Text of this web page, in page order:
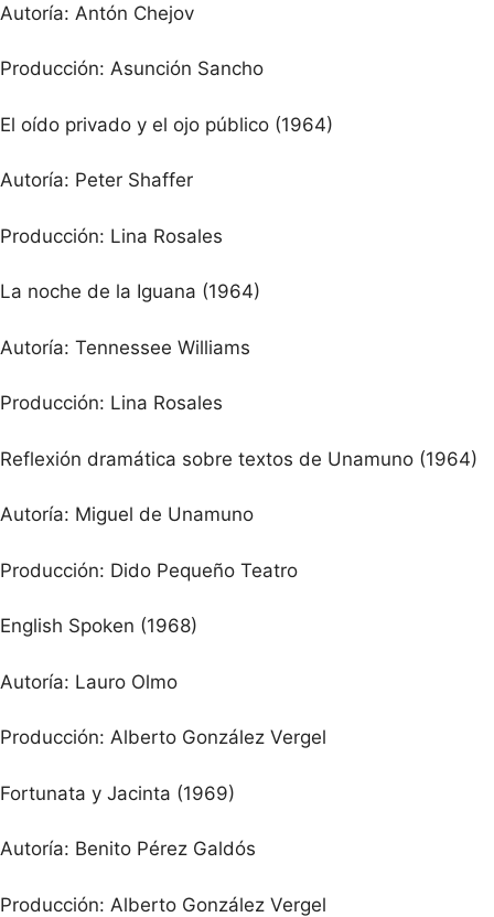
Autoría: Antón Chejov
Producción: Asunción Sancho
El oído privado y el ojo público (1964)
Autoría: Peter Shaffer
Producción: Lina Rosales
La noche de la Iguana (1964)
Autoría: Tennessee Williams
Producción: Lina Rosales
Reflexión dramática sobre textos de Unamuno (1964)
Autoría: Miguel de Unamuno
Producción: Dido Pequeño Teatro
English Spoken (1968)
Autoría: Lauro Olmo
Producción: Alberto González Vergel
Fortunata y Jacinta (1969)
Autoría: Benito Pérez Galdós
Producción: Alberto González Vergel